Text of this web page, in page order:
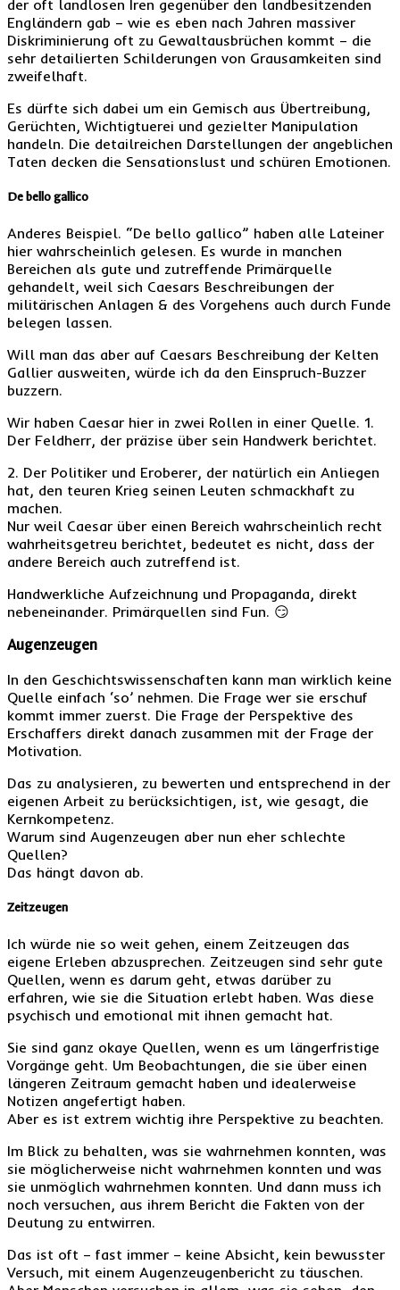
der oft landlosen Iren gegenüber den landbesitzenden
Engländern gab – wie es eben nach Jahren massiver
Diskriminierung oft zu Gewaltausbrüchen kommt – die
sehr detailierten Schilderungen von Grausamkeiten sind
zweifelhaft.
Es dürfte sich dabei um ein Gemisch aus Übertreibung,
Gerüchten, Wichtigtuerei und gezielter Manipulation
handeln. Die detailreichen Darstellungen der angeblichen
Taten decken die Sensationslust und schüren Emotionen.
De bello gallico
Anderes Beispiel. “De bello gallico” haben alle Lateiner
hier wahrscheinlich gelesen. Es wurde in manchen
Bereichen als gute und zutreffende Primärquelle
gehandelt, weil sich Caesars Beschreibungen der
militärischen Anlagen & des Vorgehens auch durch Funde
belegen lassen.
Will man das aber auf Caesars Beschreibung der Kelten
Gallier ausweiten, würde ich da den Einspruch-Buzzer
buzzern.
Wir haben Caesar hier in zwei Rollen in einer Quelle. 1.
Der Feldherr, der präzise über sein Handwerk berichtet.
2. Der Politiker und Eroberer, der natürlich ein Anliegen
hat, den teuren Krieg seinen Leuten schmackhaft zu
machen.
Nur weil Caesar über einen Bereich wahrscheinlich recht
wahrheitsgetreu berichtet, bedeutet es nicht, dass der
andere Bereich auch zutreffend ist.
Handwerkliche Aufzeichnung und Propaganda, direkt
nebeneinander. Primärquellen sind Fun. 😏
Augenzeugen
In den Geschichtswissenschaften kann man wirklich keine
Quelle einfach ‘so’ nehmen. Die Frage wer sie erschuf
kommt immer zuerst. Die Frage der Perspektive des
Erschaffers direkt danach zusammen mit der Frage der
Motivation.
Das zu analysieren, zu bewerten und entsprechend in der
eigenen Arbeit zu berücksichtigen, ist, wie gesagt, die
Kernkompetenz.
Warum sind Augenzeugen aber nun eher schlechte
Quellen?
Das hängt davon ab.
Zeitzeugen
Ich würde nie so weit gehen, einem Zeitzeugen das
eigene Erleben abzusprechen. Zeitzeugen sind sehr gute
Quellen, wenn es darum geht, etwas darüber zu
erfahren, wie sie die Situation erlebt haben. Was diese
psychisch und emotional mit ihnen gemacht hat.
Sie sind ganz okaye Quellen, wenn es um längerfristige
Vorgänge geht. Um Beobachtungen, die sie über einen
längeren Zeitraum gemacht haben und idealerweise
Notizen angefertigt haben.
Aber es ist extrem wichtig ihre Perspektive zu beachten.
Im Blick zu behalten, was sie wahrnehmen konnten, was
sie möglicherweise nicht wahrnehmen konnten und was
sie unmöglich wahrnehmen konnten. Und dann muss ich
noch versuchen, aus ihrem Bericht die Fakten von der
Deutung zu entwirren.
Das ist oft – fast immer – keine Absicht, kein bewusster
Versuch, mit einem Augenzeugenbericht zu täuschen.